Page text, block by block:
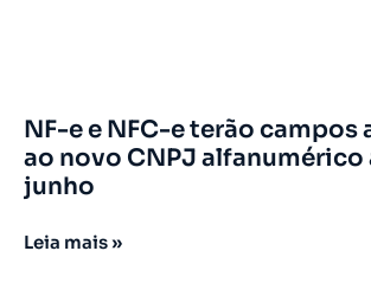
NF-e e NFC-e terão campos
ao novo CNPJ alfanumérico
junho
Leia mais »